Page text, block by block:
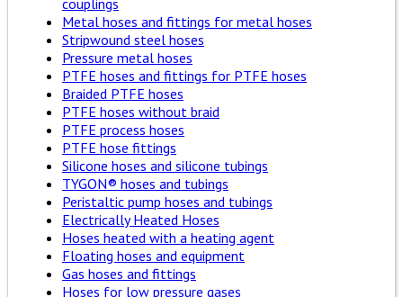
Metal hoses and fittings for metal hoses
Stripwound steel hoses
Pressure metal hoses
PTFE hoses and fittings for PTFE hoses
Braided PTFE hoses
PTFE hoses without braid
PTFE process hoses
PTFE hose fittings
Silicone hoses and silicone tubings
TYGON® hoses and tubings
Peristaltic pump hoses and tubings
Electrically Heated Hoses
Hoses heated with a heating agent
Floating hoses and equipment
Gas hoses and fittings
Hoses for low pressure gases